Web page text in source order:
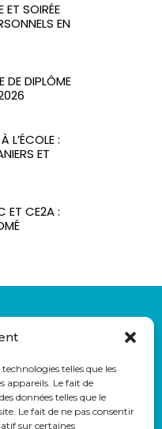
telles que les
appareils. Le fait de
données telles que le
Le fait de ne pas consentir
sur certaines
ET SOIRÉE
EN
DE DIPLÔME
L’ÉCOLE :
ET
ET CE2A :